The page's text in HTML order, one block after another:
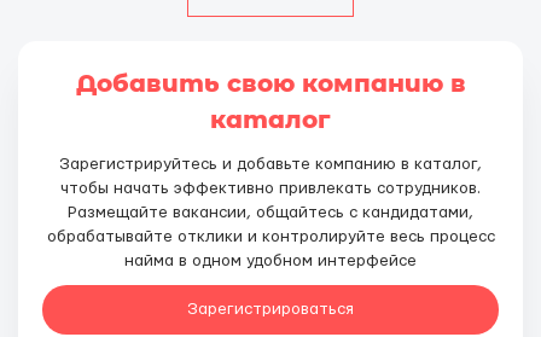
Добавить свою компанию в
каталог
Зарегистрируйтесь и добавьте компанию в каталог,
чтобы начать эффективно привлекать сотрудников.
Размещайте вакансии, общайтесь с кандидатами,
обрабатывайте отклики и контролируйте весь процесс
найма в одном удобном интерфейсе
Зарегистрироваться